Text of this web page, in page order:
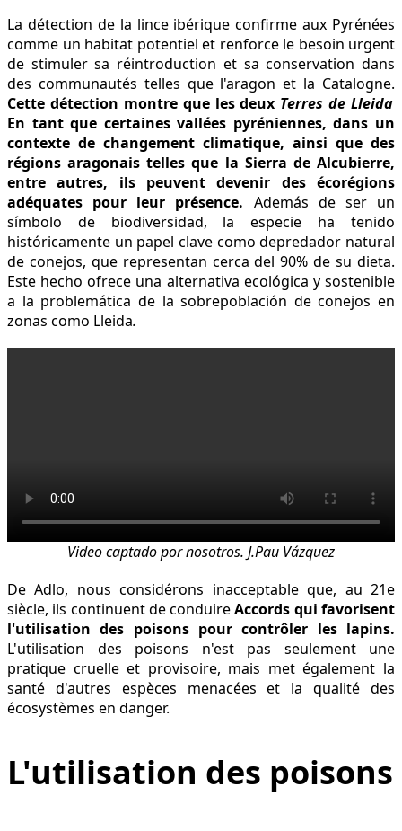
La détection de la lince ibérique confirme aux Pyrénées
comme un habitat potentiel et renforce le besoin urgent
de stimuler sa réintroduction et sa conservation dans
des communautés telles que l'aragon et la Catalogne.
Cette détection montre que les deux Terres de Lleida
En tant que certaines vallées pyréniennes, dans un
contexte de changement climatique, ainsi que des
régions aragonais telles que la Sierra de Alcubierre,
entre autres, ils peuvent devenir des écorégions
adéquates pour leur présence. Además de ser un
símbolo de biodiversidad, la especie ha tenido
históricamente un papel clave como depredador natural
de conejos, que representan cerca del 90% de su dieta.
Este hecho ofrece una alternativa ecológica y sostenible
a la problemática de la sobrepoblación de conejos en
zonas como Lleida.
Video captado por nosotros. J.Pau Vázquez
De Adlo, nous considérons inacceptable que, au 21e
siècle, ils continuent de conduireAccords qui favorisent
l'utilisation des poisons pour contrôler les lapins.
L'utilisation des poisons n'est pas seulement une
pratique cruelle et provisoire, mais met également la
santé d'autres espèces menacées et la qualité des
écosystèmes en danger.
L'utilisation des poisons